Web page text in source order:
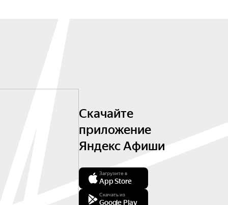
Скачайте
приложение
Яндекс Афиши
Загрузите в
App Store
Скачать из
Google Play